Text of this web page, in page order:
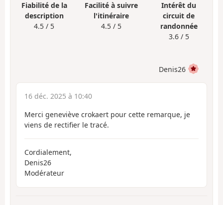
Fiabilité de la
description
4.5 / 5
Facilité à suivre
l'itinéraire
4.5 / 5
Intérêt du
circuit de
randonnée
3.6 / 5
Denis26
16 déc. 2025 à 10:40
Merci geneviève crokaert pour cette remarque, je
viens de rectifier le tracé.
Cordialement,
Denis26
Modérateur